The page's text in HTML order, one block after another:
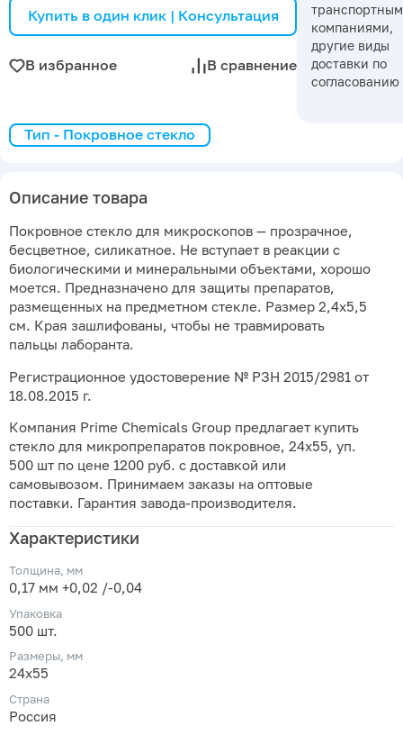
Купить в один клик | Консультация
В избранное В сравнение
компаниями,
другие виды
доставки по
согласованию
Тип - Покровное стекло
Описание товара
Покровное стекло для микроскопов — прозрачное,
бесцветное, силикатное. Не вступает в реакции с
биологическими и минеральными объектами, хорошо
моется. Предназначено для защиты препаратов,
размещенных на предметном стекле. Размер 2,4х5,5
см. Края зашлифованы, чтобы не травмировать
пальцы лаборанта.
Регистрационное удостоверение № РЗН 2015/2981 от
18.08.2015 г.
Компания Prime Chemicals Group предлагает купить
стекло для микропрепаратов покровное, 24х55, уп.
500 шт по цене 1200 руб. с доставкой или
самовывозом. Принимаем заказы на оптовые
поставки. Гарантия завода-производителя.
Характеристики
Толщина, мм
0,17 мм +0,02 /-0,04
Упаковка
500 шт.
Размеры, мм
24х55
Страна
Россия